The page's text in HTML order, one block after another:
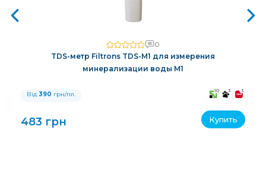
0
TDS-метр Filtrons TDS-M1 для измерения
минерализации воды M1
Від 390 грн/пл. 10 3 3
483 грн Купить